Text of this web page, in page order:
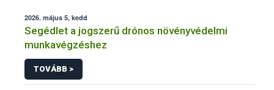
2026. május 5, kedd
Segédlet a jogszerű drónos növényvédelmi
munkavégzéshez
TOVÁBB >